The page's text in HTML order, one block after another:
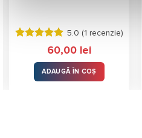
Evaluat la
stele
din 5
5.0 (1 recenzie)
60,00 lei
ADAUGĂ ÎN COȘ